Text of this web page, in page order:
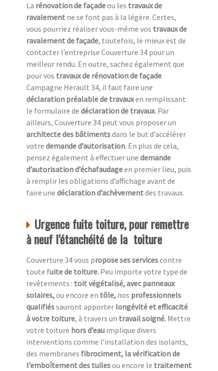
La rénovation de façadeou les travaux de
ravalement ne se font pas à la légère. Certes,
vous pourriez réaliser vous-même vos travaux de
ravalement de façade, toutefois, le mieux est de
contacter l’entreprise Couverture 34 pour un
meilleur rendu. En outre, sachez également que
pour vos travaux de rénovation de façade
Campagne Herault 34, il faut faire une
déclaration préalable de travauxen remplissant
le formulaire de déclaration de travaux. Par
ailleurs, Couverture 34 peut vous proposer un
architecte des bâtimentsdans le but d’accélérer
votre demande d’autorisation. En plus de cela,
pensez également à effectuer une demande
d’autorisation d’échafaudageen premier lieu, puis
à remplir les obligations d’affichage avant de
faire une déclaration d’achèvementdes travaux.
Urgence fuite toiture, pour remettre
à neuf l’étanchéité de la toiture
Couverture 34 vous propose ses servicescontre
toute fuite de toiture. Peu importe votre type de
revêtements : toit végétalisé, avec panneaux
solaires,ou encore en tôle, nos professionnels
qualifiéssauront apporter longévité et efficacité
à votre toiture, à travers un travail soigné. Mettre
votre toiture hors d’eau implique divers
interventions comme l’installation des isolants,
des membranes fibrociment, la vérification de
l’emboîtement des tuilesou encore le traitement